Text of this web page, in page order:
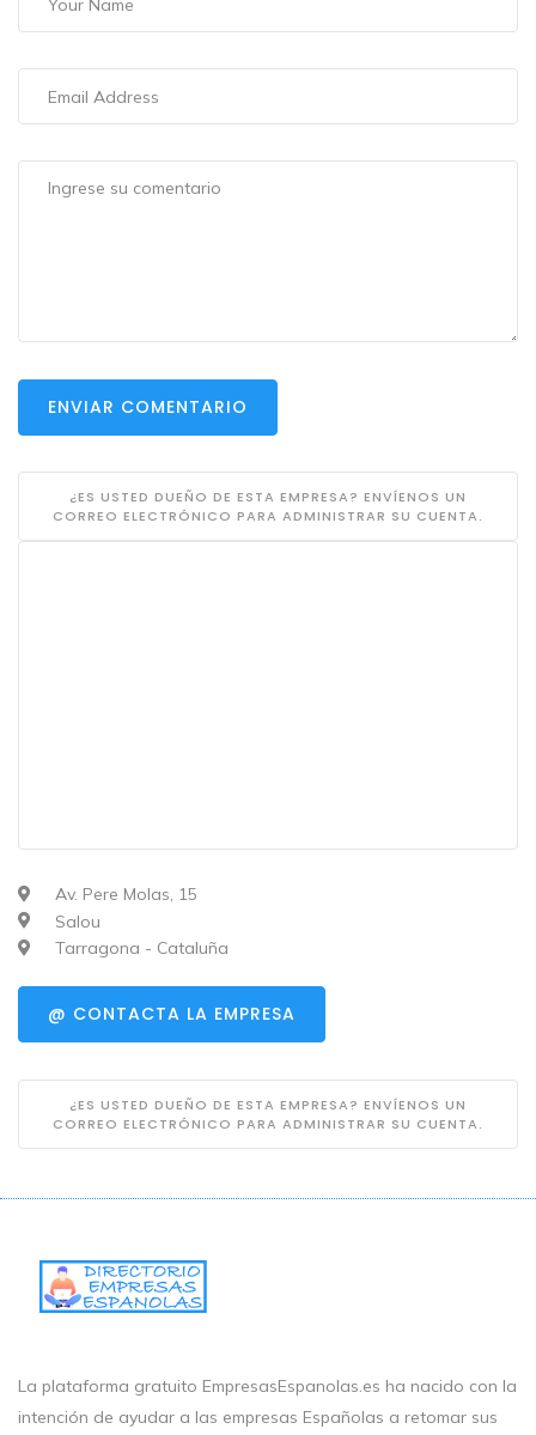
ENVIAR COMENTARIO
¿ES USTED DUEÑO DE ESTA EMPRESA? ENVÍENOS UN
CORREO ELECTRÓNICO PARA ADMINISTRAR SU CUENTA.
Av. Pere Molas, 15
Salou
Tarragona - Cataluña
@ CONTACTA LA EMPRESA
¿ES USTED DUEÑO DE ESTA EMPRESA? ENVÍENOS UN
CORREO ELECTRÓNICO PARA ADMINISTRAR SU CUENTA.
La plataforma gratuito EmpresasEspanolas.es ha nacido con la
intención de ayudar a las empresas Españolas a retomar sus